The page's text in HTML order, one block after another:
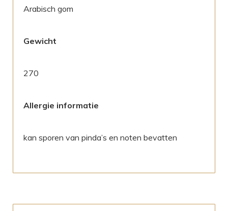
Arabisch gom
Gewicht
270
Allergie informatie
kan sporen van pinda’s en noten bevatten